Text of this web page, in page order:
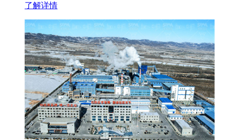
了解详情